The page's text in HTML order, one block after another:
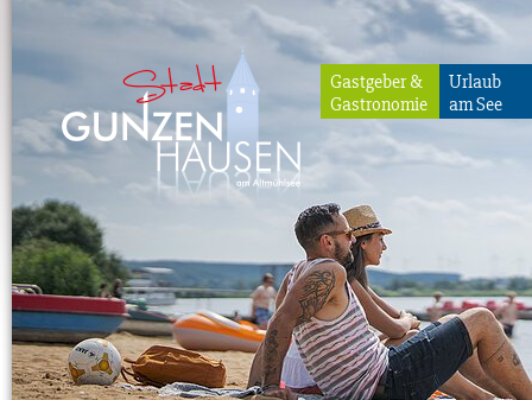
Gunzenhausen
Gastgeber &
Gastronomie
Urlaub
am See